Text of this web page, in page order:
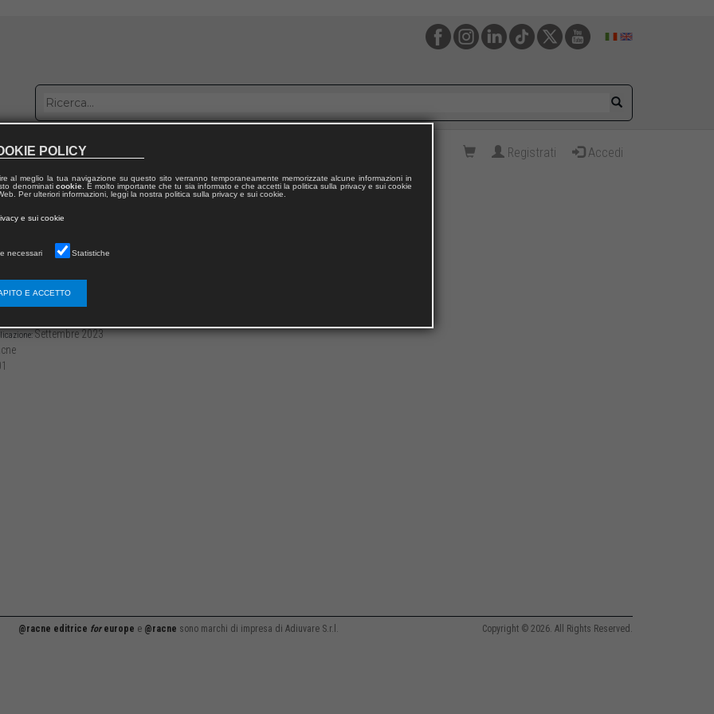
con noi Registrati Accedi
Settembre 2023
@racne editrice foreurope e @racne sono marchi di impresa di Adiuvare S.r.l. Copyright © 2026. All Rights Reserved.
POLICY
al meglio la tua navigazione su questo sito verranno temporaneamente memorizzate alcune informazioni in
denominati cookie. È molto importante che tu sia informato e che accetti la politica sulla privacy e sui cookie
Per ulteriori informazioni, leggi la nostra politica sulla privacy e sui cookie.
e sui cookie
necessari Statistiche
E ACCETTO